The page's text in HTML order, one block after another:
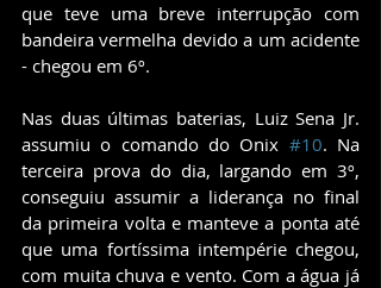
que teve uma breve interrupção com
bandeira vermelha devido a um acidente
- chegou em 6º.
Nas duas últimas baterias, Luiz Sena Jr.
assumiu o comando do Onix #10. Na
terceira prova do dia, largando em 3º,
conseguiu assumir a liderança no final
da primeira volta e manteve a ponta até
que uma fortíssima intempérie chegou,
com muita chuva e vento. Com a água já